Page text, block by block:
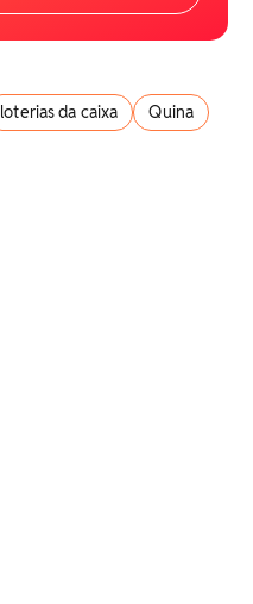
loterias da caixa Quina